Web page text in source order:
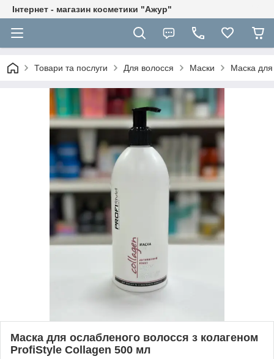
Інтернет - магазин косметики "Ажур"
Товари та послуги Для волосся Маски Маска для
Маска для ослабленого волосся з колагеном
ProfiStyle Collagen 500 мл